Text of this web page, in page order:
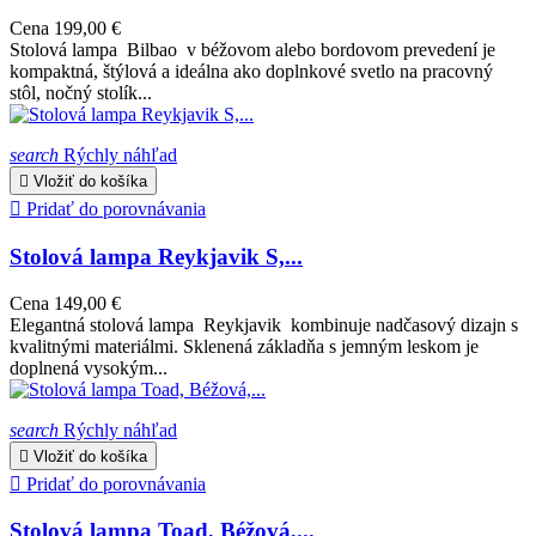
Cena 199,00 €
Stolová lampa Bilbao v béžovom alebo bordovom prevedení je
kompaktná, štýlová a ideálna ako doplnkové svetlo na pracovný
stôl, nočný stolík...
search Rýchly náhľad
 Vložiť do košíka
 Pridať do porovnávania
Stolová lampa Reykjavik S,...
Cena 149,00 €
Elegantná stolová lampa Reykjavik kombinuje nadčasový dizajn s
kvalitnými materiálmi. Sklenená základňa s jemným leskom je
doplnená vysokým...
search Rýchly náhľad
 Vložiť do košíka
 Pridať do porovnávania
Stolová lampa Toad, Béžová,...